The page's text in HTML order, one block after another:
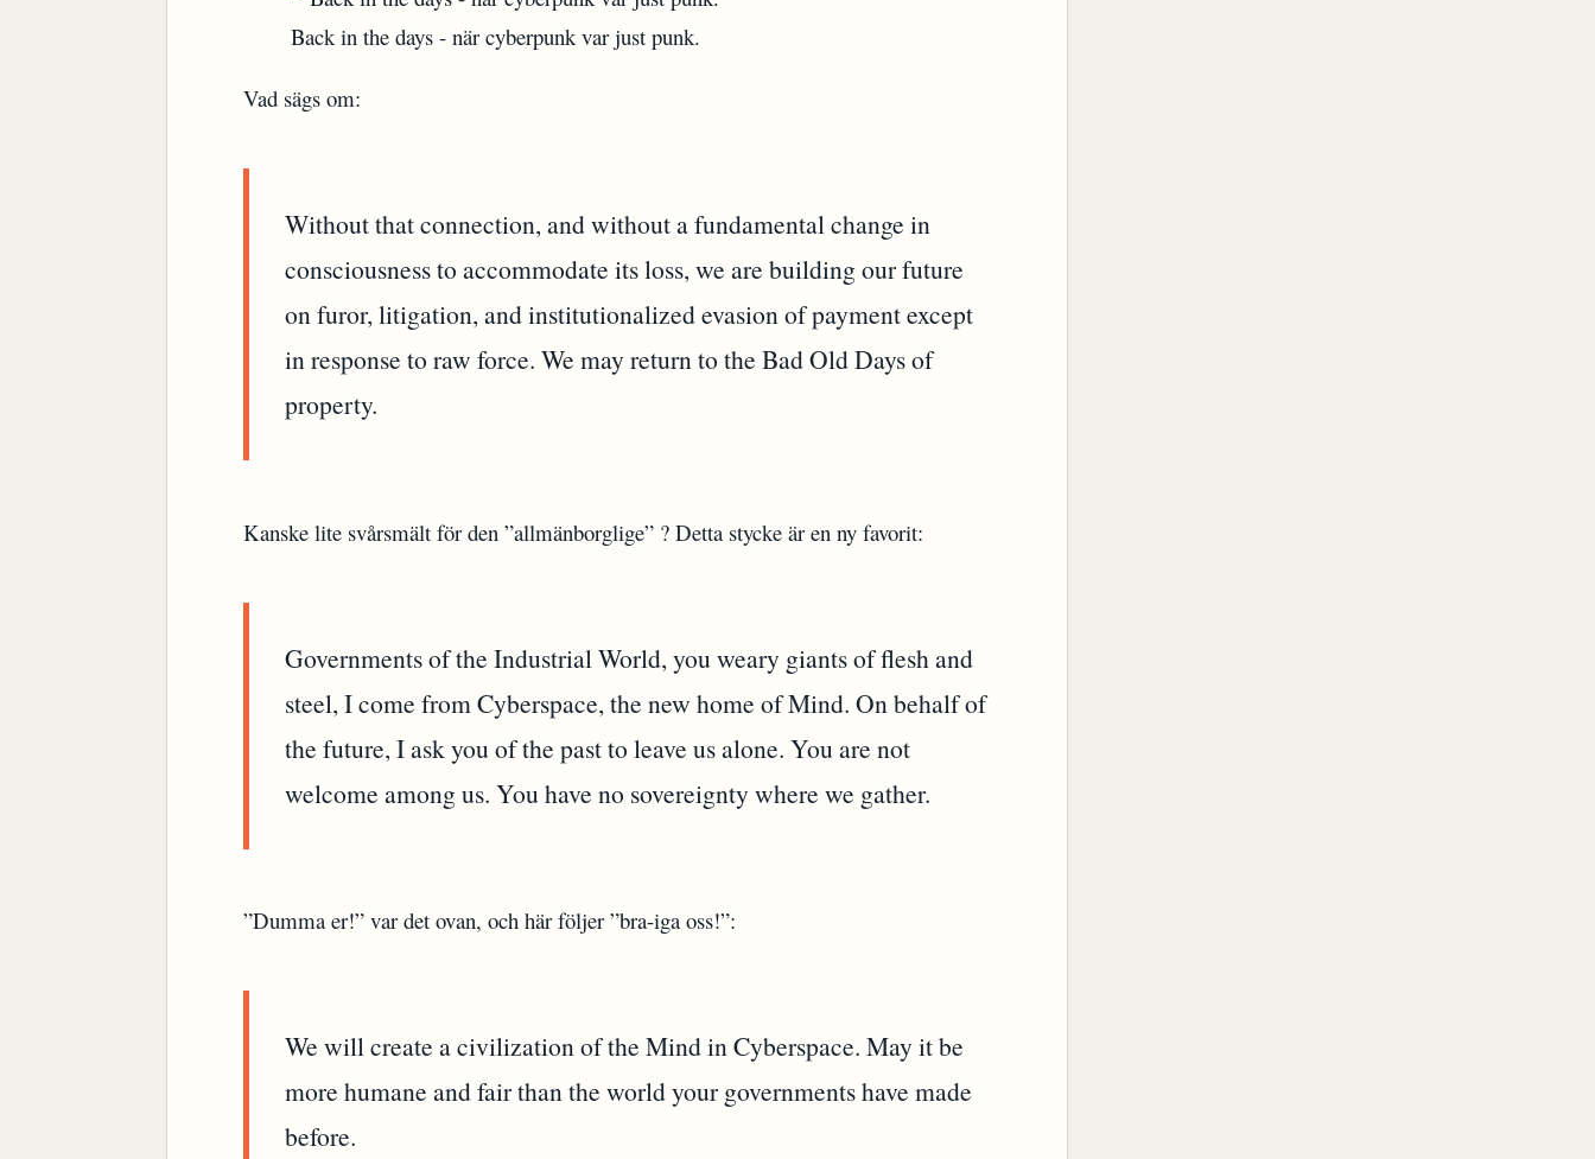
Back in the days - när cyberpunk var just punk.
Vad sägs om:
Without that connection, and without a fundamental change in
consciousness to accommodate its loss, we are building our future
on furor, litigation, and institutionalized evasion of payment except
in response to raw force. We may return to the Bad Old Days of
property.
Kanske lite svårsmält för den ”allmänborglige” ? Detta stycke är en ny favorit:
Governments of the Industrial World, you weary giants of flesh and
steel, I come from Cyberspace, the new home of Mind. On behalf of
the future, I ask you of the past to leave us alone. You are not
welcome among us. You have no sovereignty where we gather.
”Dumma er!” var det ovan, och här följer ”bra-iga oss!”:
We will create a civilization of the Mind in Cyberspace. May it be
more humane and fair than the world your governments have made
before.